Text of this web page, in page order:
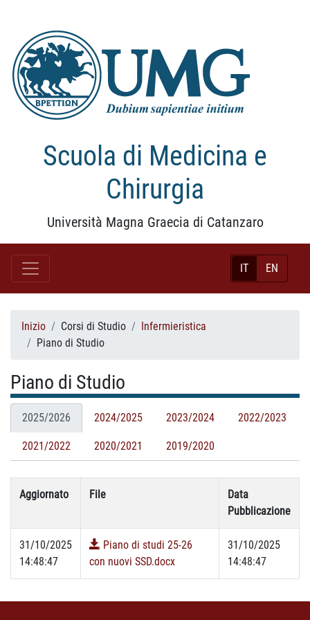
Scuola di Medicina e
Chirurgia
Università Magna Graecia di Catanzaro
IT EN
Inizio Corsi di Studio
Infermieristica
Piano di Studio
Piano di Studio
2025/2026 2024/2025 2023/2024 2022/2023
2021/2022 2020/2021 2019/2020
Aggiornato File
Data
Pubblicazione
31/10/2025
14:48:47
Piano di studi 25-26
con nuovi SSD.docx
31/10/2025
14:48:47